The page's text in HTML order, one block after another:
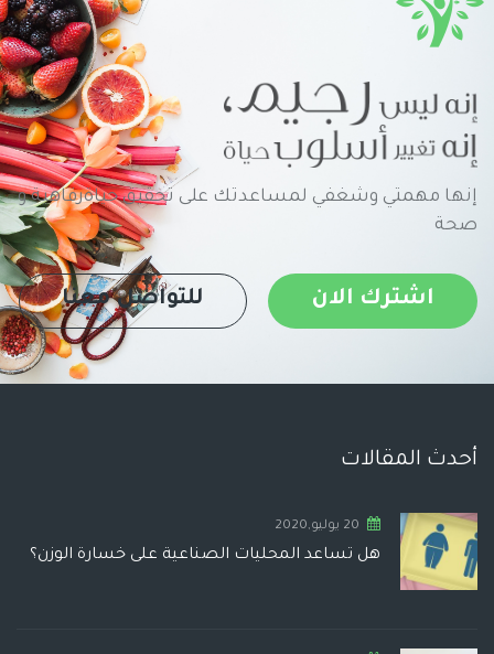
إنها مهمتي وشغفي لمساعدتك على تحقيق حياةرفاهية و
صحة
اشترك الان للتواصل معنا
أحدث المقالات
20 يوليو,2020
هل تساعد المحليات الصناعية على خسارة الوزن؟